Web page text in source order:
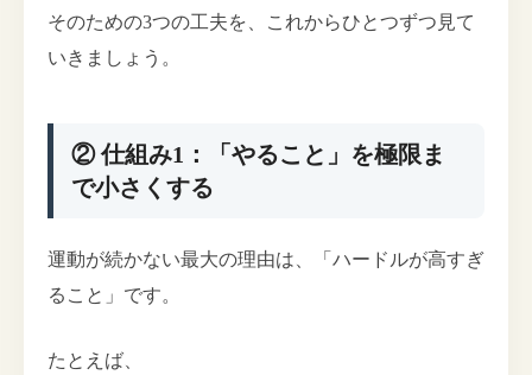
そのための3つの工夫を、これからひとつずつ見て
いきましょう。
② 仕組み1：「やること」を極限ま
で小さくする
運動が続かない最大の理由は、「ハードルが高すぎ
ること」です。
たとえば、